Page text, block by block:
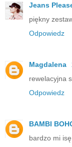
Jeans
piękny
Odpowiedz
Magdalena
rewelacyjna
Odpowiedz
BAMBI
bardzo mi